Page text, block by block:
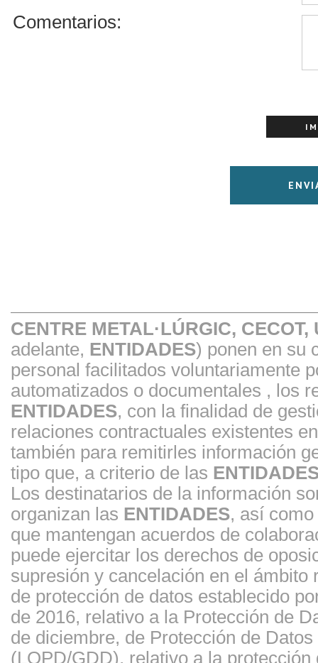
Comentarios:
CENTRE METAL·LÚRGIC,
adelante, ENTIDADES) ponen en su
personal facilitados voluntariamente
automatizados o documentales , los
ENTIDADES, con la finalidad de
relaciones contractuales existentes
también para remitirles información
tipo que, a criterio de las
Los destinatarios de la información
organizan las ENTIDADES, así
que mantengan acuerdos de
puede ejercitar los derechos de
supresión y cancelación en el
de protección de datos establecido
de 2016, relativo a la Protección de
de diciembre, de Protección de
(LOPD/GDD), relativo a la